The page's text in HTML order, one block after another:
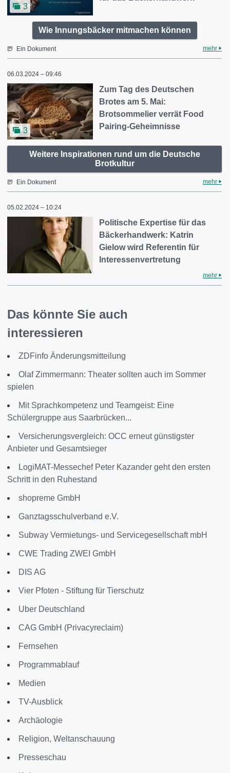
3
Wie Innungsbäcker mitmachen können
Ein Dokument mehr
06.03.2024 – 09:46
3
Zum Tag des Deutschen
Brotes am 5. Mai:
Brotsommelier verrät Food
Pairing-Geheimnisse
Weitere Inspirationen rund um die Deutsche
Brotkultur
Ein Dokument mehr
05.02.2024 – 10:24
Politische Expertise für das
Bäckerhandwerk: Katrin
Gielow wird Referentin für
Interessenvertretung
mehr
Das könnte Sie auch
interessieren
ZDFinfo Änderungsmitteilung
Olaf Zimmermann: Theater sollten auch im Sommer
spielen
Mit Sprachkompetenz und Teamgeist: Eine
Schülergruppe aus Saarbrücken...
Versicherungsvergleich: OCC erneut günstigster
Anbieter und Gesamtsieger
LogiMAT-Messechef Peter Kazander geht den ersten
Schritt in den Ruhestand
shopreme GmbH
Ganztagsschulverband e.V.
Subway Vermietungs- und Servicegesellschaft mbH
CWE Trading ZWEI GmbH
DIS AG
Vier Pfoten - Stiftung für Tierschutz
Uber Deutschland
CAG GmbH (Privacyreclaim)
Fernsehen
Programmablauf
Medien
TV-Ausblick
Archäologie
Religion, Weltanschauung
Presseschau